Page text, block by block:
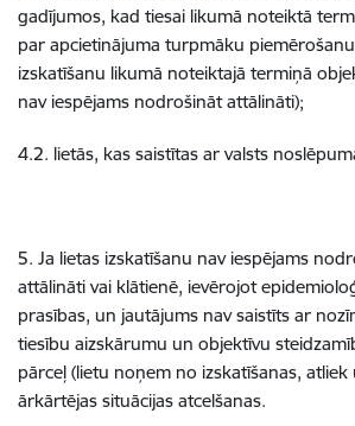
gadījumos, kad tiesai likumā noteiktā
par apcietinājuma turpmāku
izskatīšanu likumā noteiktajā termiņā
nav iespējams nodrošināt attālināti);
4.2. lietās, kas saistītas ar valsts
5. Ja lietas izskatīšanu nav iespējams
attālināti vai klātienē, ievērojot
prasības, un jautājums nav saistīts ar
tiesību aizskārumu un objektīvu
pārceļ (lietu noņem no izskatīšanas, atliek
ārkārtējas situācijas atcelšanas.